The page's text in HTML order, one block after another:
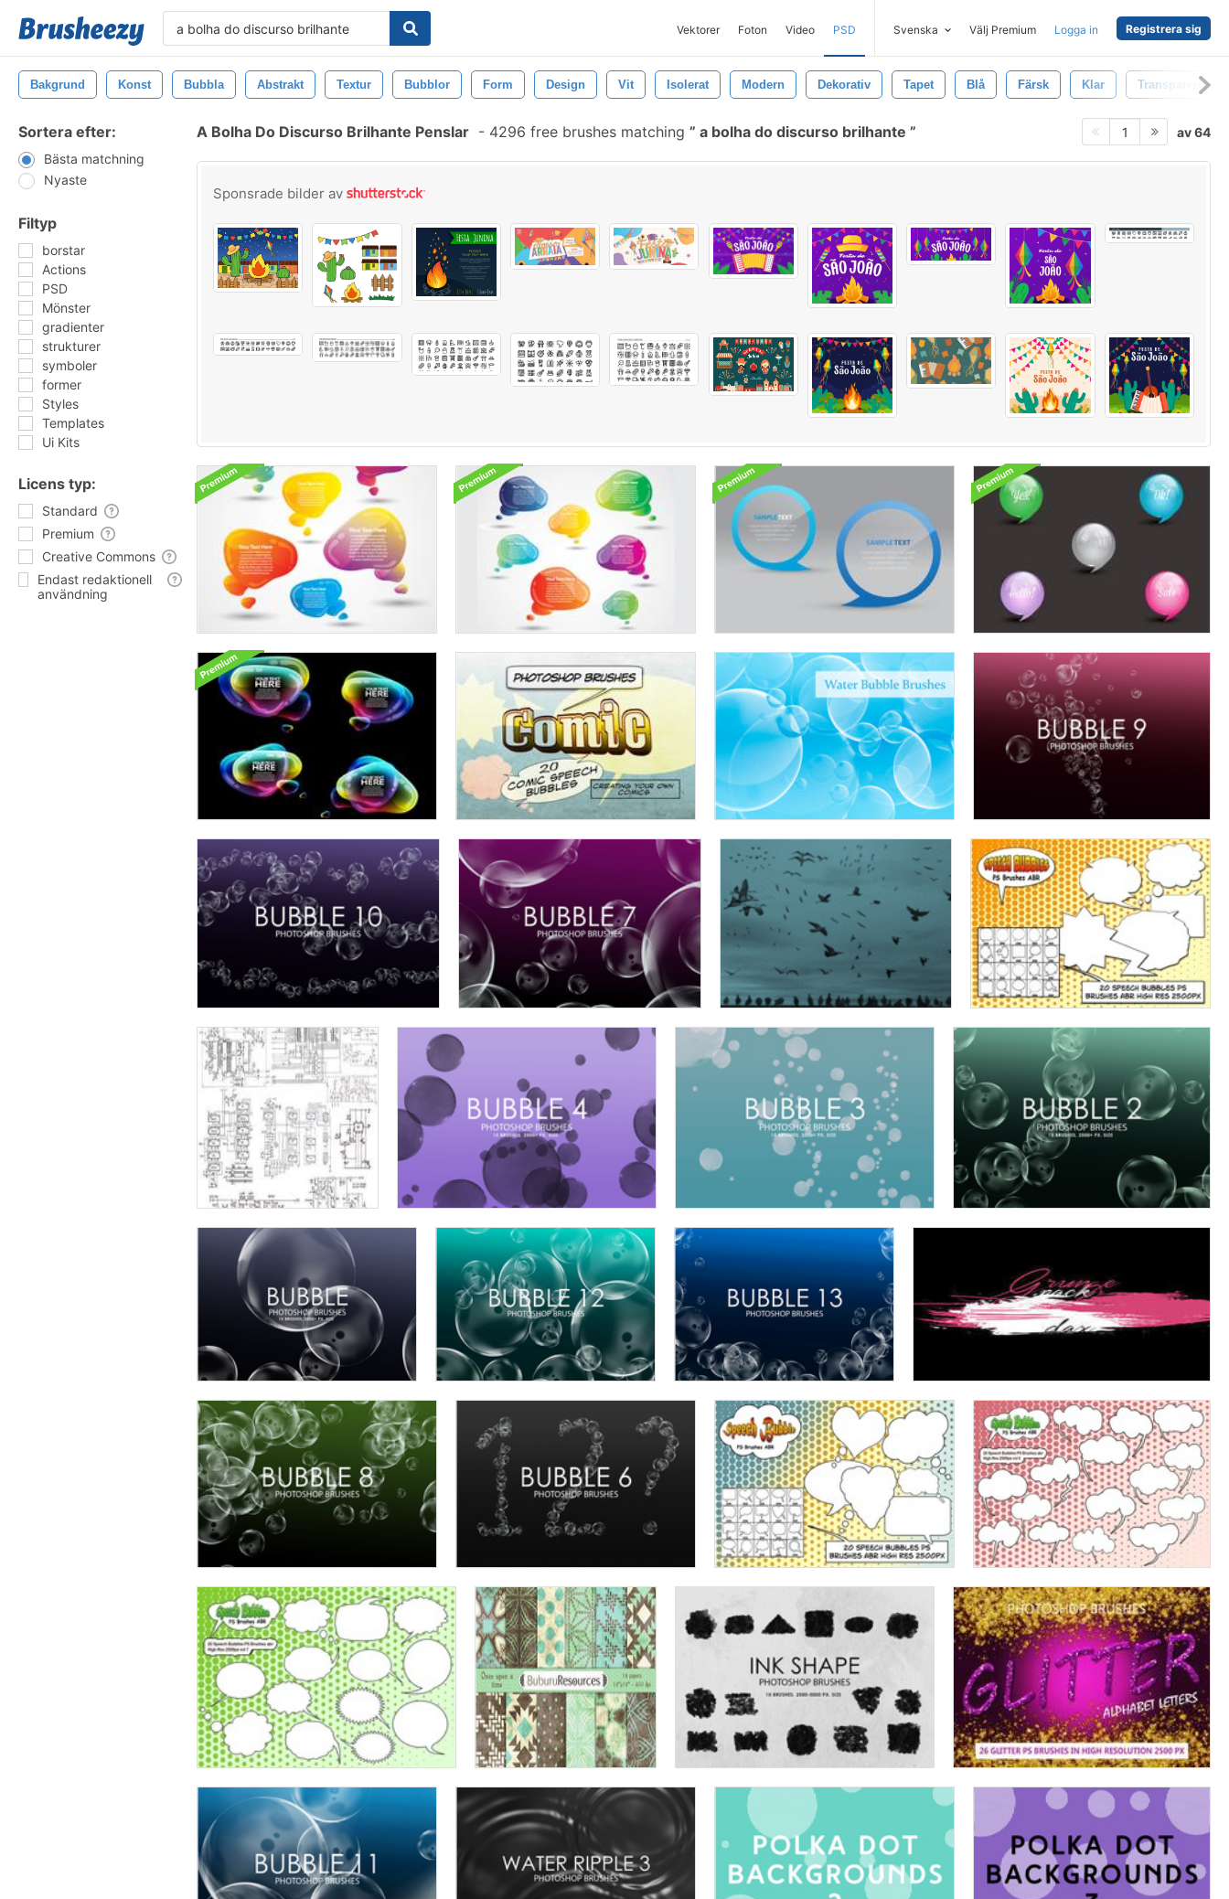
Vektorer Foton Video PSD Svenska Välj Premium Logga in Registrera sig
Bakgrund Konst Bubbla Abstrakt Textur Bubblor Form Design Vit Isolerat Modern Dekorativ Tapet Blå Färsk Klar Transparent
Sortera efter:
Bästa matchning
Nyaste
Filtyp
borstar
Actions
PSD
Mönster
gradienter
strukturer
symboler
former
Styles
Templates
Ui Kits
Licens typ:
Standard
Premium
Creative Commons
Endast redaktionell
användning
A Bolha Do Discurso Brilhante Penslar - 4296 free brushes matching a bolha do discurso brilhante 1 av 64
Sponsrade bilder av